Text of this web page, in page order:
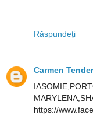
Răspundeți
Carmen Tender
https://